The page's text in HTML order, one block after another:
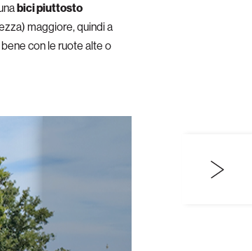
bici piuttosto
maggiore, quindi a
con le ruote alte o